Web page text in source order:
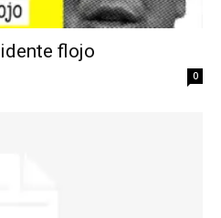
flojo
0